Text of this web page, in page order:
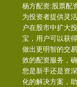
杨方配资:股票配
为投资者提供灵
户在股市中扩大
宝，用户可以获
做出更明智的交
效的配资服务，
您是新手还是资
化的解决方案，